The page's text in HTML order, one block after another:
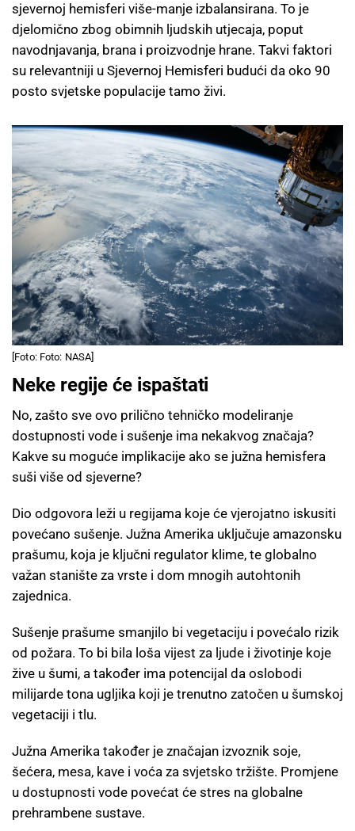
sjevernoj hemisferi više-manje izbalansirana. To je
djelomično zbog obimnih ljudskih utjecaja, poput
navodnjavanja, brana i proizvodnje hrane. Takvi faktori
su relevantniji u Sjevernoj Hemisferi budući da oko 90
posto svjetske populacije tamo živi.
[Foto: Foto: NASA]
Neke regije će ispaštati
No, zašto sve ovo prilično tehničko modeliranje
dostupnosti vode i sušenje ima nekakvog značaja?
Kakve su moguće implikacije ako se južna hemisfera
suši više od sjeverne?
Dio odgovora leži u regijama koje će vjerojatno iskusiti
povećano sušenje. Južna Amerika uključuje amazonsku
prašumu, koja je ključni regulator klime, te globalno
važan stanište za vrste i dom mnogih autohtonih
zajednica.
Sušenje prašume smanjilo bi vegetaciju i povećalo rizik
od požara. To bi bila loša vijest za ljude i životinje koje
žive u šumi, a također ima potencijal da oslobodi
milijarde tona ugljika koji je trenutno zatočen u šumskoj
vegetaciji i tlu.
Južna Amerika također je značajan izvoznik soje,
šećera, mesa, kave i voća za svjetsko tržište. Promjene
u dostupnosti vode povećat će stres na globalne
prehrambene sustave.